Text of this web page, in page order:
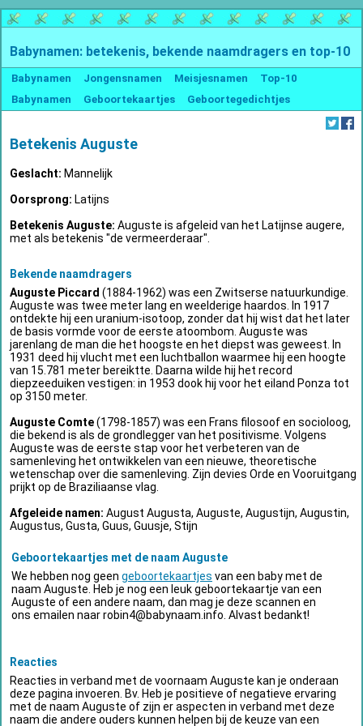
Babynamen: betekenis, bekende naamdragers en top-10
Babynamen Jongensnamen Meisjesnamen
Top-10
Babynamen
Geboortekaartjes Geboortegedichtjes
Betekenis Auguste
Geslacht: Mannelijk
Oorsprong: Latijns
Betekenis Auguste: Auguste is afgeleid van het Latijnse augere,
met als betekenis "de vermeerderaar".
Bekende naamdragers
Auguste Piccard (1884-1962) was een Zwitserse natuurkundige.
Auguste was twee meter lang en weelderige haardos. In 1917
ontdekte hij een uranium-isotoop, zonder dat hij wist dat het later
de basis vormde voor de eerste atoombom. Auguste was
jarenlang de man die het hoogste en het diepst was geweest. In
1931 deed hij vlucht met een luchtballon waarmee hij een hoogte
van 15.781 meter bereiktte. Daarna wilde hij het record
diepzeeduiken vestigen: in 1953 dook hij voor het eiland Ponza tot
op 3150 meter.
Auguste Comte(1798-1857) was een Frans filosoof en socioloog,
die bekend is als de grondlegger van het positivisme. Volgens
Auguste was de eerste stap voor het verbeteren van de
samenleving het ontwikkelen van een nieuwe, theoretische
wetenschap over die samenleving. Zijn devies Orde en Vooruitgang
prijkt op de Braziliaanse vlag.
Afgeleide namen: August Augusta, Auguste, Augustijn, Augustin,
Augustus, Gusta, Guus, Guusje, Stijn
Geboortekaartjes met de naam Auguste
We hebben nog geen geboortekaartjes van een baby met de
naam Auguste. Heb je nog een leuk geboortekaartje van een
Auguste of een andere naam, dan mag je deze scannen en
ons emailen naarrobin4@babynaam.info . Alvast bedankt!
Reacties
Reacties in verband met de voornaam Auguste kan je onderaan
deze pagina invoeren. Bv. Heb je positieve of negatieve ervaring
met de naam Auguste of zijn er aspecten in verband met deze
naam die andere ouders kunnen helpen bij de keuze van een